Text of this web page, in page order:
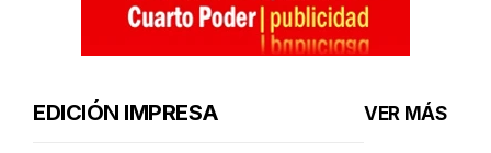
EDICIÓN IMPRESA VER MÁS